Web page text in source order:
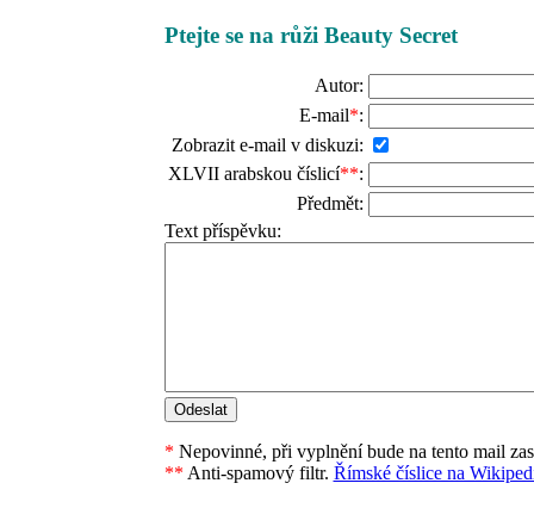
Ptejte se na růži Beauty Secret
Autor:
E-mail*:
Zobrazit e-mail v diskuzi:
XLVII arabskou číslicí**:
Předmět:
Text příspěvku:
* Nepovinné, při vyplnění bude na tento mail
** Anti-spamový filtr. Římské číslice na